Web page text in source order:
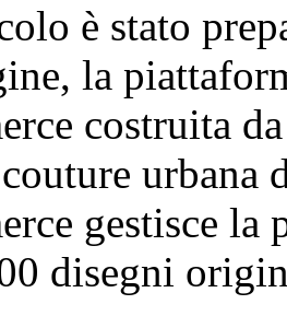
è stato
la
costruita
urbana
gestisce la
disegni